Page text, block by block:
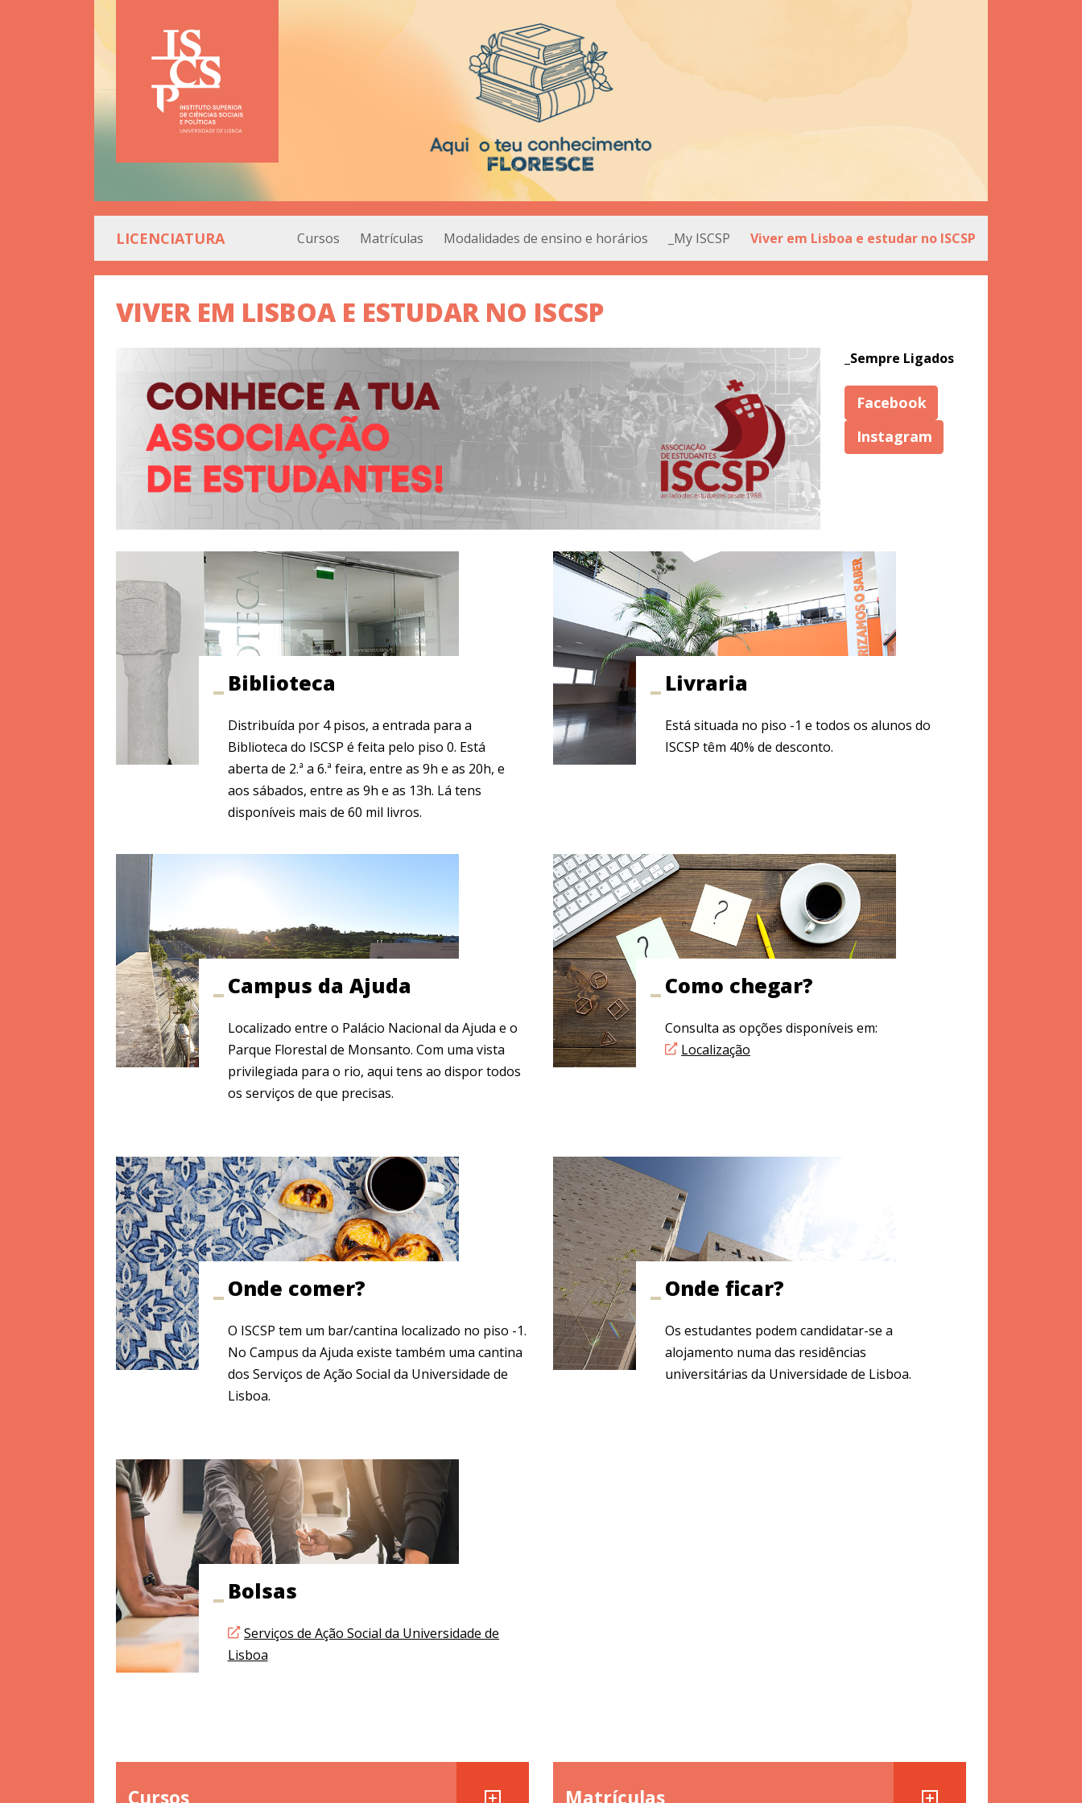
LICENCIATURA Cursos Matrículas Modalidades de ensino e horários _My ISCSP Viver em Lisboa e estudar no ISCSP
VIVER EM LISBOA E ESTUDAR NO ISCSP
_Sempre Ligados
Facebook
Instagram
Biblioteca
Distribuída por 4 pisos, a entrada para a
Biblioteca do ISCSP é feita pelo piso 0. Está
aberta de 2.ª a 6.ª feira, entre as 9h e as 20h, e
aos sábados, entre as 9h e as 13h. Lá tens
disponíveis mais de 60 mil livros.
Livraria
Está situada no piso -1 e todos os alunos do
ISCSP têm 40% de desconto.
Campus da Ajuda
Localizado entre o Palácio Nacional da Ajuda e o
Parque Florestal de Monsanto. Com uma vista
privilegiada para o rio, aqui tens ao dispor todos
os serviços de que precisas.
Como chegar?
Consulta as opções disponíveis em:
Localização
Onde comer?
O ISCSP tem um bar/cantina localizado no piso -1.
No Campus da Ajuda existe também uma cantina
dos Serviços de Ação Social da Universidade de
Lisboa.
Onde ficar?
Os estudantes podem candidatar-se a
alojamento numa das residências
universitárias da Universidade de Lisboa.
Bolsas
Serviços de Ação Social da Universidade de
Lisboa
Cursos Matrículas